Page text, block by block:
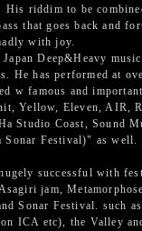
His riddim to be
that goes back and
with joy.
Deep&Heavy
He has performed at
w famous and
Yellow, Eleven, AIR,
Studio Coast, Sound
Festival)" as well.
successful with
jam,
Sonar Festival. such
ICA etc), the Valley